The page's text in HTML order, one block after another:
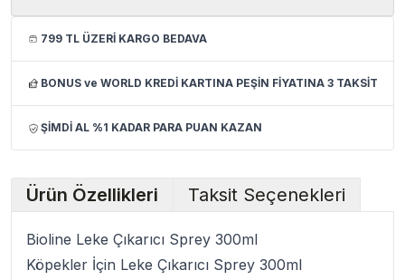
799 TL ÜZERİ KARGO BEDAVA
BONUS ve WORLD KREDİ KARTINA PEŞİN FİYATINA 3 TAKSİT
ŞİMDİ AL %1 KADAR PARA PUAN KAZAN
Ürün Özellikleri Taksit Seçenekleri
Bioline Leke Çıkarıcı Sprey 300ml
Köpekler İçin Leke Çıkarıcı Sprey 300ml